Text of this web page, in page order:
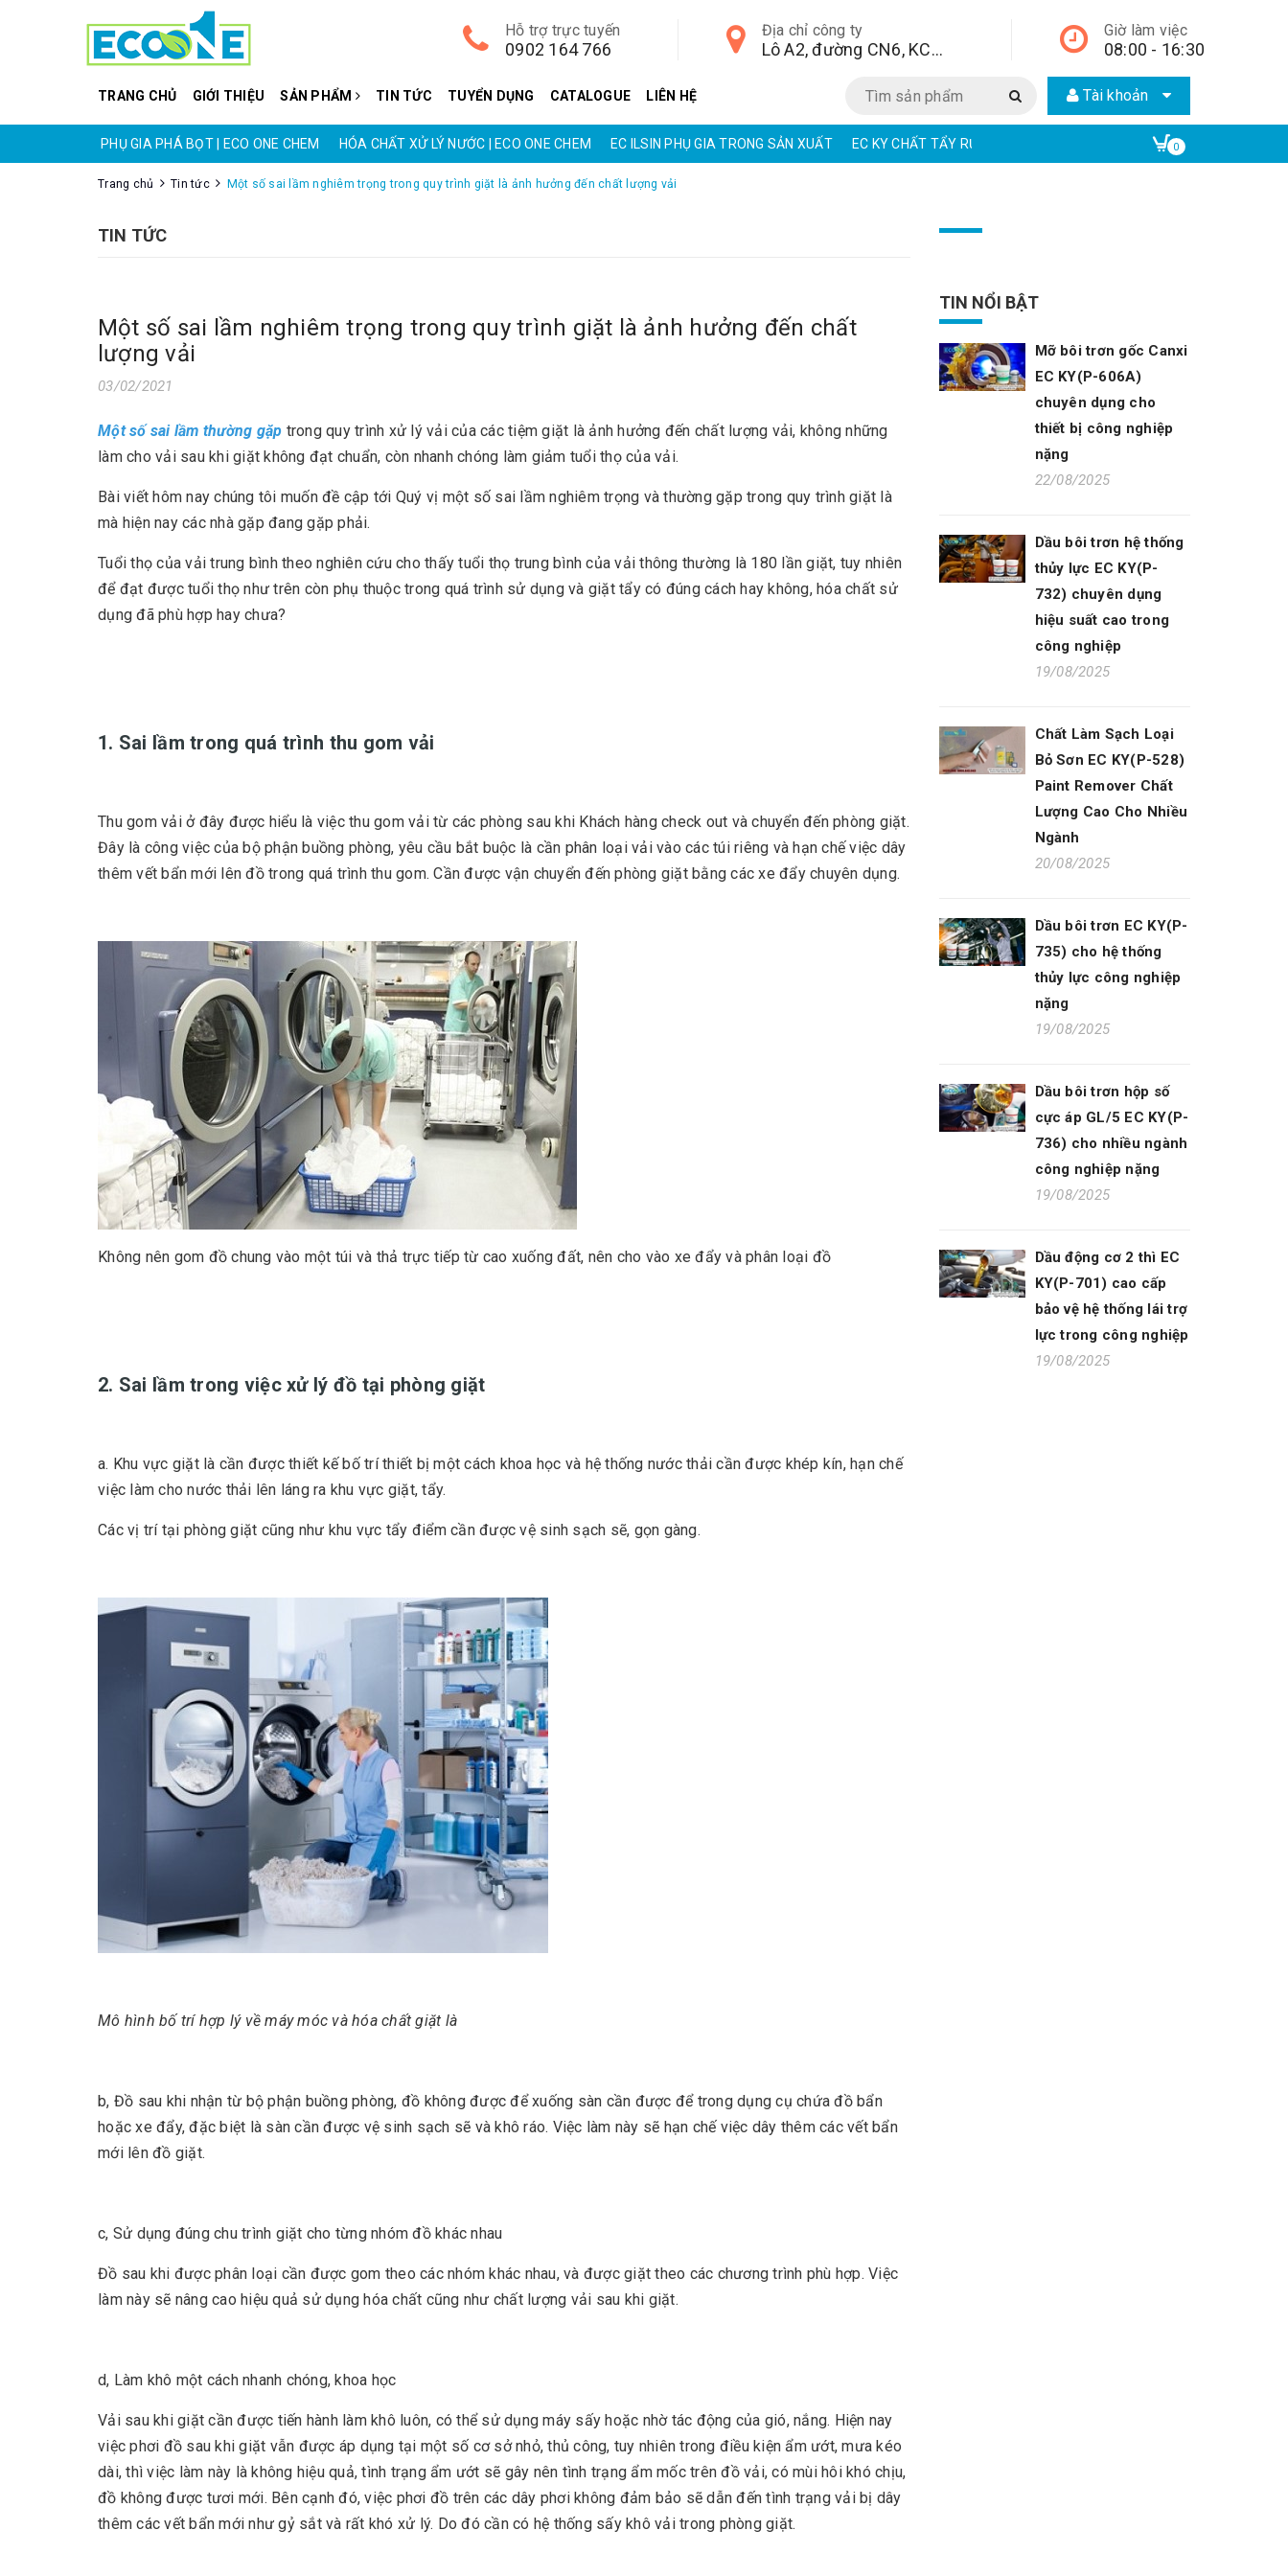
Giờ làm việc
08:00 - 16:30
Địa chỉ công ty
Lô A2, đường CN6, KCN Từ Liêm, quận Bắc Từ Liêm, Hà Nội, Hà Nội,
Hỗ trợ trực tuyến
0902 164 766
TRANG CHỦ GIỚI THIỆU SẢN PHẨM TIN TỨC TUYỂN DỤNG CATALOGUE LIÊN HỆ Tài khoản
PHỤ GIA PHÁ BỌT | ECO ONE CHEM HÓA CHẤT XỬ LÝ NƯỚC | ECO ONE CHEM EC ILSIN PHỤ GIA TRONG SẢN XUẤT EC KY CHẤT TẨY RỬA CÔNG NGHIỆP | ECO ONE CHEM
0
Trang chủ Tin tức Một số sai lầm nghiêm trọng trong quy trình giặt là ảnh hưởng đến chất lượng vải
TIN TỨC
Một số sai lầm nghiêm trọng trong quy trình giặt là ảnh hưởng đến chất
lượng vải
03/02/2021
Một số sai lầm thường gặp trong quy trình xử lý vải của các tiệm giặt là ảnh hưởng đến chất lượng vải, không những
làm cho vải sau khi giặt không đạt chuẩn, còn nhanh chóng làm giảm tuổi thọ của vải.
Bài viết hôm nay chúng tôi muốn đề cập tới Quý vị một số sai lầm nghiêm trọng và thường gặp trong quy trình giặt là
mà hiện nay các nhà gặp đang gặp phải.
Tuổi thọ của vải trung bình theo nghiên cứu cho thấy tuổi thọ trung bình của vải thông thường là 180 lần giặt, tuy nhiên
để đạt được tuổi thọ như trên còn phụ thuộc trong quá trình sử dụng và giặt tẩy có đúng cách hay không, hóa chất sử
dụng đã phù hợp hay chưa?
1. Sai lầm trong quá trình thu gom vải
Thu gom vải ở đây được hiểu là việc thu gom vải từ các phòng sau khi Khách hàng check out và chuyển đến phòng giặt.
Đây là công việc của bộ phận buồng phòng, yêu cầu bắt buộc là cần phân loại vải vào các túi riêng và hạn chế việc dây
thêm vết bẩn mới lên đồ trong quá trình thu gom. Cần được vận chuyển đến phòng giặt bằng các xe đẩy chuyên dụng.
Không nên gom đồ chung vào một túi và thả trực tiếp từ cao xuống đất, nên cho vào xe đẩy và phân loại đồ
2. Sai lầm trong việc xử lý đồ tại phòng giặt
a. Khu vực giặt là cần được thiết kế bố trí thiết bị một cách khoa học và hệ thống nước thải cần được khép kín, hạn chế
việc làm cho nước thải lên láng ra khu vực giặt, tẩy.
Các vị trí tại phòng giặt cũng như khu vực tẩy điểm cần được vệ sinh sạch sẽ, gọn gàng.
Mô hình bố trí hợp lý về máy móc và hóa chất giặt là
b, Đồ sau khi nhận từ bộ phận buồng phòng, đồ không được để xuống sàn cần được để trong dụng cụ chứa đồ bẩn
hoặc xe đẩy, đặc biệt là sàn cần được vệ sinh sạch sẽ và khô ráo. Việc làm này sẽ hạn chế việc dây thêm các vết bẩn
mới lên đồ giặt.
c, Sử dụng đúng chu trình giặt cho từng nhóm đồ khác nhau
Đồ sau khi được phân loại cần được gom theo các nhóm khác nhau, và được giặt theo các chương trình phù hợp. Việc
làm này sẽ nâng cao hiệu quả sử dụng hóa chất cũng như chất lượng vải sau khi giặt.
d, Làm khô một cách nhanh chóng, khoa học
Vải sau khi giặt cần được tiến hành làm khô luôn, có thể sử dụng máy sấy hoặc nhờ tác động của gió, nắng. Hiện nay
việc phơi đồ sau khi giặt vẫn được áp dụng tại một số cơ sở nhỏ, thủ công, tuy nhiên trong điều kiện ẩm ướt, mưa kéo
dài, thì việc làm này là không hiệu quả, tình trạng ẩm ướt sẽ gây nên tình trạng ẩm mốc trên đồ vải, có mùi hôi khó chịu,
đồ không được tươi mới. Bên cạnh đó, việc phơi đồ trên các dây phơi không đảm bảo sẽ dẫn đến tình trạng vải bị dây
thêm các vết bẩn mới như gỷ sắt và rất khó xử lý. Do đó cần có hệ thống sấy khô vải trong phòng giặt.
TIN NỔI BẬT
Mỡ bôi trơn gốc Canxi
EC KY(P-606A)
chuyên dụng cho
thiết bị công nghiệp
nặng
22/08/2025
Dầu bôi trơn hệ thống
thủy lực EC KY(P-
732) chuyên dụng
hiệu suất cao trong
công nghiệp
19/08/2025
Chất Làm Sạch Loại
Bỏ Sơn EC KY(P-528)
Paint Remover Chất
Lượng Cao Cho Nhiều
Ngành
20/08/2025
Dầu bôi trơn EC KY(P-
735) cho hệ thống
thủy lực công nghiệp
nặng
19/08/2025
Dầu bôi trơn hộp số
cực áp GL/5 EC KY(P-
736) cho nhiều ngành
công nghiệp nặng
19/08/2025
Dầu động cơ 2 thì EC
KY(P-701) cao cấp
bảo vệ hệ thống lái trợ
lực trong công nghiệp
19/08/2025